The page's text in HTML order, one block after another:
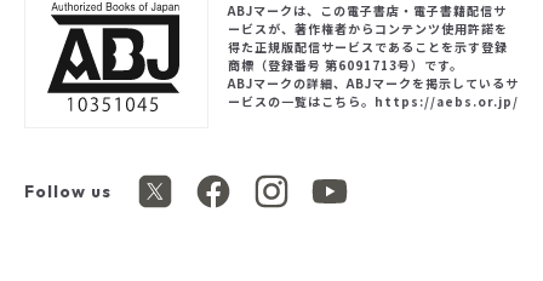
Follow us
ABJマークは、この電子書店・電子書籍配信サ
ービスが、著作権者からコンテンツ使用許諾を
得た正規版配信サービスであることを示す登録
商標（登録番号 第6091713号）です。
ABJマークの詳細、ABJマークを掲示しているサ
ービスの一覧はこちら。 https://aebs.or.jp/